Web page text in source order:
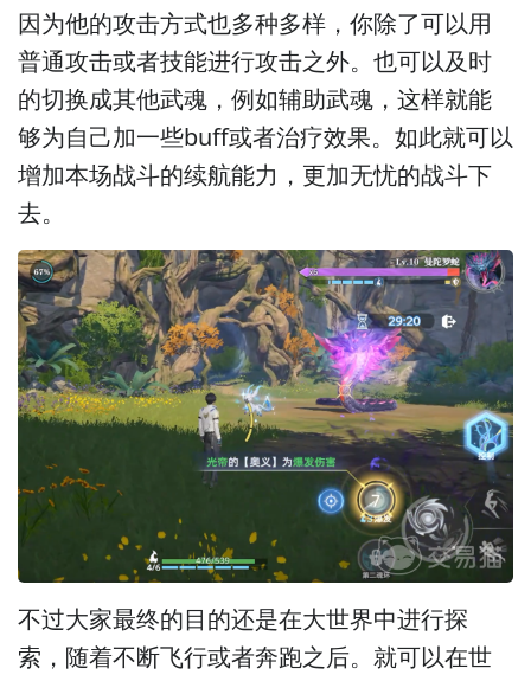
因为他的攻击方式也多种多样，你除了可以用
普通攻击或者技能进行攻击之外。也可以及时
的切换成其他武魂，例如辅助武魂，这样就能
够为自己加一些buff或者治疗效果。如此就可以
增加本场战斗的续航能力，更加无忧的战斗下
去。
不过大家最终的目的还是在大世界中进行探
索，随着不断飞行或者奔跑之后。就可以在世